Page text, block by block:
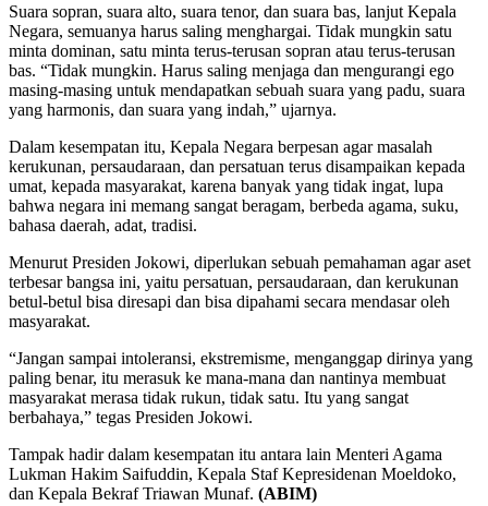
Suara sopran, suara alto, suara tenor, dan suara bas, lanjut Kepala
Negara, semuanya harus saling menghargai. Tidak mungkin satu
minta dominan, satu minta terus-terusan sopran atau terus-terusan
bas. “Tidak mungkin. Harus saling menjaga dan mengurangi ego
masing-masing untuk mendapatkan sebuah suara yang padu, suara
yang harmonis, dan suara yang indah,” ujarnya.
Dalam kesempatan itu, Kepala Negara berpesan agar masalah
kerukunan, persaudaraan, dan persatuan terus disampaikan kepada
umat, kepada masyarakat, karena banyak yang tidak ingat, lupa
bahwa negara ini memang sangat beragam, berbeda agama, suku,
bahasa daerah, adat, tradisi.
Menurut Presiden Jokowi, diperlukan sebuah pemahaman agar aset
terbesar bangsa ini, yaitu persatuan, persaudaraan, dan kerukunan
betul-betul bisa diresapi dan bisa dipahami secara mendasar oleh
masyarakat.
“Jangan sampai intoleransi, ekstremisme, menganggap dirinya yang
paling benar, itu merasuk ke mana-mana dan nantinya membuat
masyarakat merasa tidak rukun, tidak satu. Itu yang sangat
berbahaya,” tegas Presiden Jokowi.
Tampak hadir dalam kesempatan itu antara lain Menteri Agama
Lukman Hakim Saifuddin, Kepala Staf Kepresidenan Moeldoko,
dan Kepala Bekraf Triawan Munaf. (ABIM)